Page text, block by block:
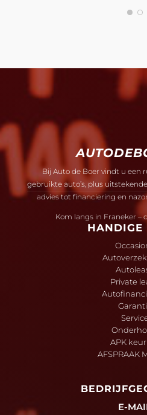
Bij Auto de Boer vindt u een
gebruikte auto’s, plus
advies tot financiering en
Kom langs in Franeker –
HANDIGE
Private
APK
AFSPRAAK
E-